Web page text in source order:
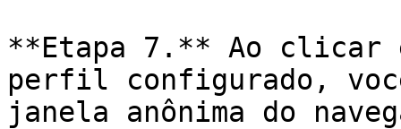
**Etapa 7.** Ao clicar
perfil configurado,
janela anônima do